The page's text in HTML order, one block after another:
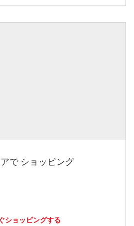
で ショッピング
ショッピングする